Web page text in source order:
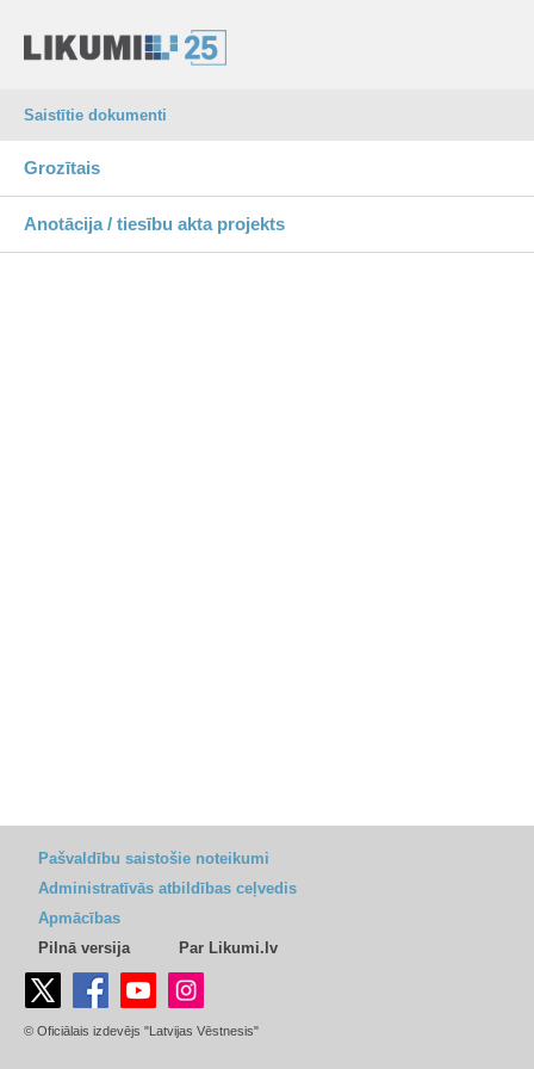
Saistītie dokumenti
Grozītais
Anotācija / tiesību akta projekts
Pašvaldību saistošie noteikumi
Administratīvās atbildības ceļvedis
Apmācības
Pilnā versija
Par Likumi.lv
© Oficiālais izdevējs "Latvijas Vēstnesis"